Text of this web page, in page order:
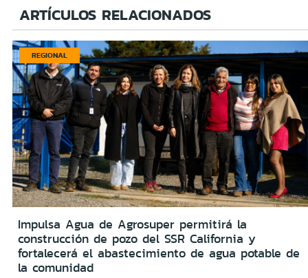
ARTÍCULOS RELACIONADOS
REGIONAL
Impulsa Agua de Agrosuper permitirá la
construcción de pozo del SSR California y
fortalecerá el abastecimiento de agua potable de
la comunidad